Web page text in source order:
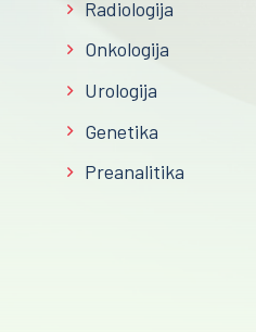
Radiologija
Onkologija
Urologija
Genetika
Preanalitika